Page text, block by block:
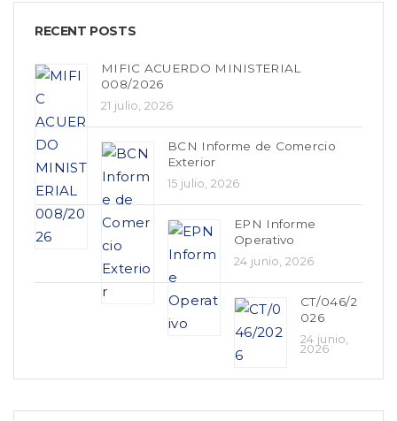
RECENT POSTS
MIFIC ACUERDO MINISTERIAL
008/2026
21 julio, 2026
BCN Informe de Comercio
Exterior
15 julio, 2026
EPN Informe
Operativo
24 junio, 2026
CT/046/2
026
24 junio,
2026